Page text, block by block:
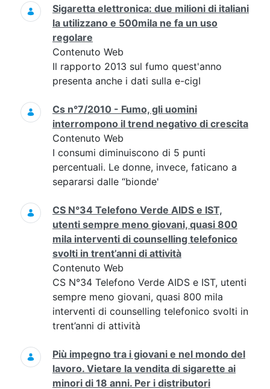
Sigaretta elettronica: due milioni di italiani
la utilizzano e 500mila ne fa un uso
regolare
Contenuto Web
Il rapporto 2013 sul fumo quest'anno
presenta anche i dati sulla e-cigI
Cs n°7/2010 - Fumo, gli uomini
interrompono il trend negativo di crescita
Contenuto Web
I consumi diminuiscono di 5 punti
percentuali. Le donne, invece, faticano a
separarsi dalle “bionde'
CS N°34 Telefono Verde AIDS e IST,
utenti sempre meno giovani, quasi 800
mila interventi di counselling telefonico
svolti in trent’anni di attività
Contenuto Web
CS N°34 Telefono Verde AIDS e IST, utenti
sempre meno giovani, quasi 800 mila
interventi di counselling telefonico svolti in
trent’anni di attività
Più impegno tra i giovani e nel mondo del
lavoro. Vietare la vendita di sigarette ai
minori di 18 anni. Per i distributori